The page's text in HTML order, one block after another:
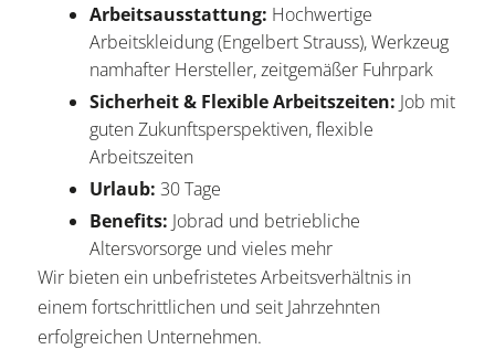
Arbeitsausstattung: Hochwertige
Arbeitskleidung (Engelbert Strauss), Werkzeug
namhafter Hersteller, zeitgemäßer Fuhrpark
Sicherheit & Flexible Arbeitszeiten: Job mit
guten Zukunftsperspektiven, flexible
Arbeitszeiten
Urlaub: 30 Tage
Benefits: Jobrad und betriebliche
Altersvorsorge und vieles mehr
Wir bieten ein unbefristetes Arbeitsverhältnis in
einem fortschrittlichen und seit Jahrzehnten
erfolgreichen Unternehmen.